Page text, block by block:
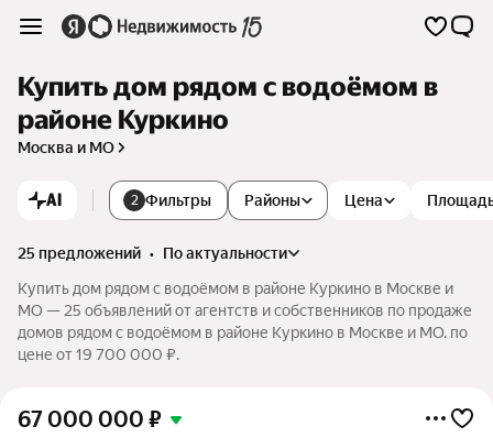
Купить дом рядом с водоёмом в
районе Куркино
Москва и МО
AI 2 Фильтры Цена
Районы
25 предложений •
по актуальности
Купить дом рядом с водоёмом в районе Куркино в Москве и
МО — 25 объявлений от агентств и собственников по продаже
домов рядом с водоёмом в районе Куркино в Москве и МО. по
цене от 19 700 000 ₽.
67 000 000 ₽